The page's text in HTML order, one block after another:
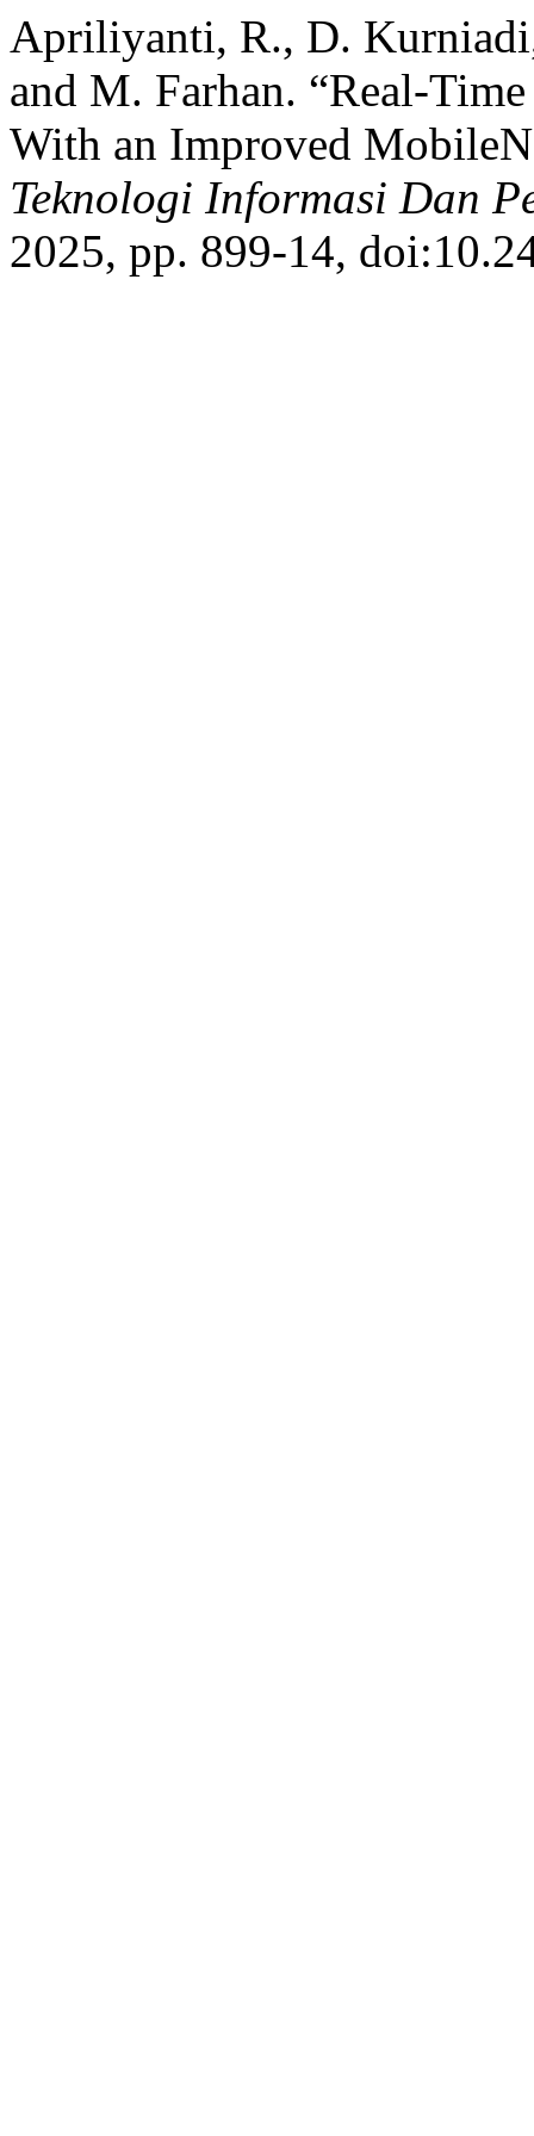
Apriliyanti, R., D.
and M. Farhan. “Real-
With an Improved
Teknologi Informasi Dan
2025, pp. 899-14,